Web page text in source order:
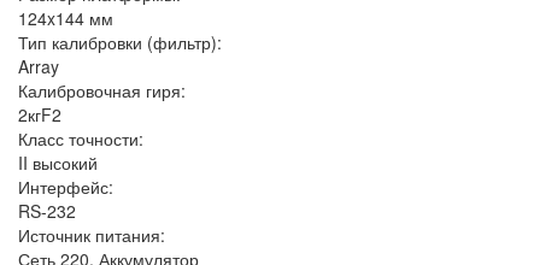
124x144 мм
Тип калибровки (фильтр):
Array
Калибровочная гиря:
2кгF2
Класс точности:
II высокий
Интерфейс:
RS-232
Источник питания:
Сеть 220, Аккумулятор